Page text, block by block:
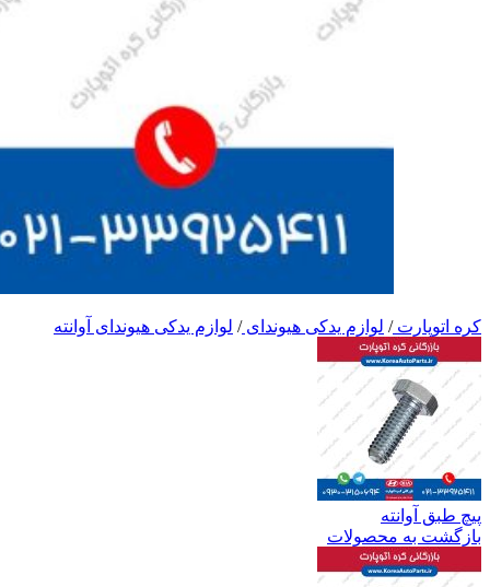
کره اتوپارت/ لوازم یدکی هیوندای/ لوازم یدکی هیوندای آوانته
پیچ طبق آوانته
بازگشت به محصولات